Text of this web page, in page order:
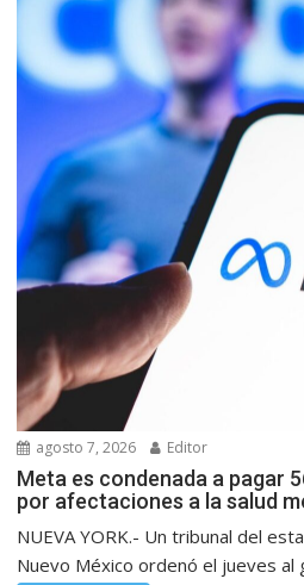
agosto 7, 2026 Editor
Meta es condenada a pagar
por afectaciones a la salud
NUEVA YORK.- Un tribunal del
Nuevo México ordenó el jueves al